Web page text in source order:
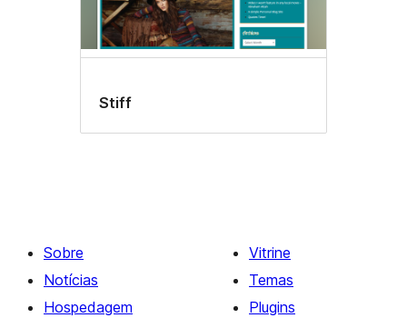
Stiff
Sobre
Notícias
Hospedagem
Vitrine
Temas
Plugins